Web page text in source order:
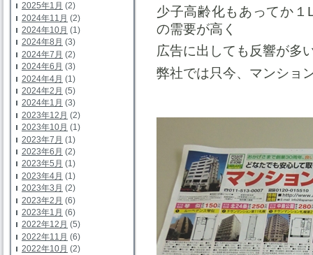
2025年1月 (2)
2024年11月 (2)
2024年10月 (1)
2024年8月 (3)
2024年7月 (2)
2024年6月 (3)
2024年4月 (1)
2024年2月 (5)
2024年1月 (3)
2023年12月 (2)
2023年10月 (1)
2023年7月 (1)
2023年6月 (2)
2023年5月 (1)
2023年4月 (1)
2023年3月 (2)
2023年2月 (6)
2023年1月 (6)
2022年12月 (5)
2022年11月 (6)
2022年10月 (2)
少子高齢化もあってか
の需要が高く
広告に出しても反響が多
弊社では只今、マンショ